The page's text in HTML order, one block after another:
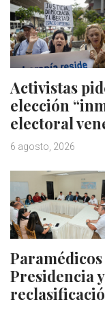
Activistas
elección
electoral
6 agosto, 2026
Presidencia